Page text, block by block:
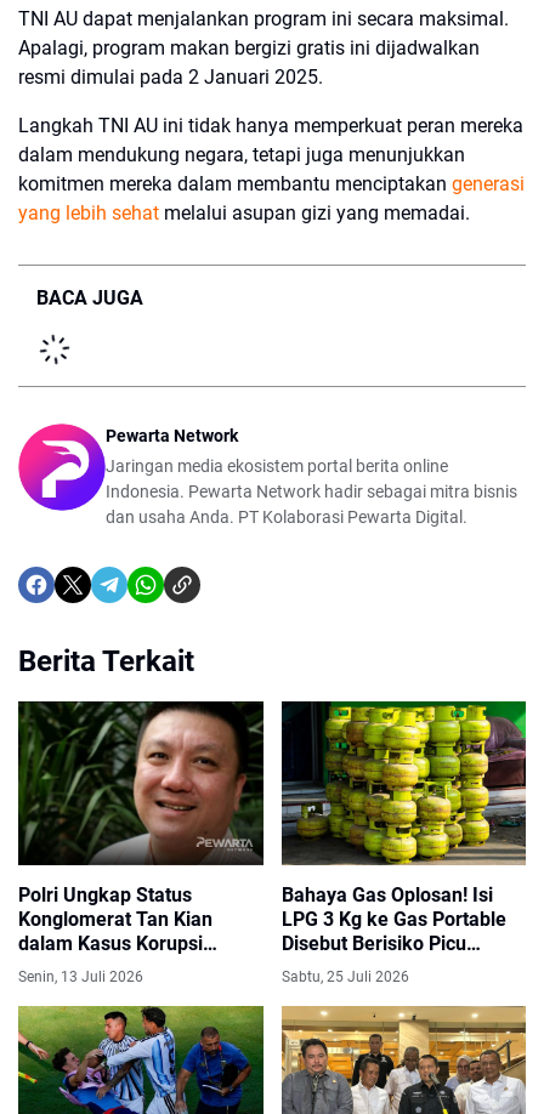
TNI AU dapat menjalankan program ini secara maksimal.
Apalagi, program makan bergizi gratis ini dijadwalkan
resmi dimulai pada 2 Januari 2025.
Langkah TNI AU ini tidak hanya memperkuat peran mereka
dalam mendukung negara, tetapi juga menunjukkan
komitmen mereka dalam membantu menciptakan generasi
yang lebih sehat melalui asupan gizi yang memadai.
BACA JUGA
Pewarta Network
Jaringan media ekosistem portal berita online
Indonesia. Pewarta Network hadir sebagai mitra bisnis
dan usaha Anda. PT Kolaborasi Pewarta Digital.
Berita Terkait
Polri Ungkap Status
Konglomerat Tan Kian
dalam Kasus Korupsi
Febrie Adriansyah
Senin, 13 Juli 2026
Bahaya Gas Oplosan! Isi
LPG 3 Kg ke Gas Portable
Disebut Berisiko Picu
Ledakan
Sabtu, 25 Juli 2026